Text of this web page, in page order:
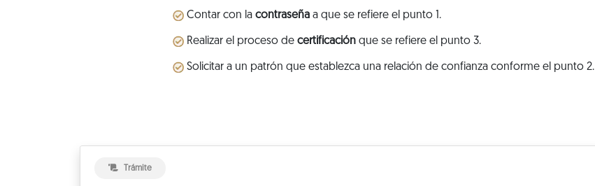
Contar con la contraseña a que se refiere el punto 1.
Realizar el proceso de certificación que se refiere el punto 3.
Solicitar a un patrón que establezca una relación de confianza conforme el punto 2.
Trámite